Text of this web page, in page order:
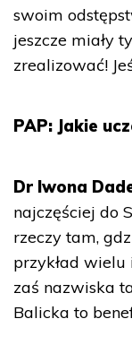
swoim
jeszcze miały
zrealizować!
PAP: Jakie
Dr Iwona
najczęściej do
rzeczy tam,
przykład wielu
zaś nazwiska
Balicka to